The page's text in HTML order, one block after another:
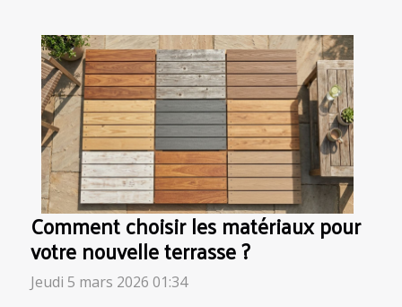
Comment choisir les matériaux pour
votre nouvelle terrasse ?
Jeudi 5 mars 2026 01:34